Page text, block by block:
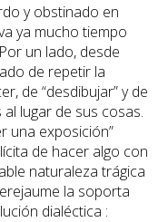
y obstinado en
ya mucho tiempo
un lado, desde
de repetir la
de “desdibujar” y de
lugar de sus cosas.
una exposición”
de hacer algo con
naturaleza trágica
la soporta
dialéctica :